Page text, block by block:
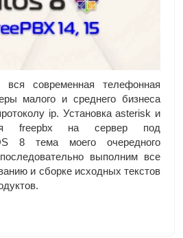
вся современная телефонная
малого и среднего бизнеса
ip. Установка asterisk и
freepbx на сервер под
8 тема моего очередного
выполним все
и сборке исходных текстов